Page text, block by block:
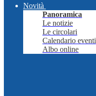
Novità
Panoramica
Le notizie
Le circolari
Calendario eventi
Albo online